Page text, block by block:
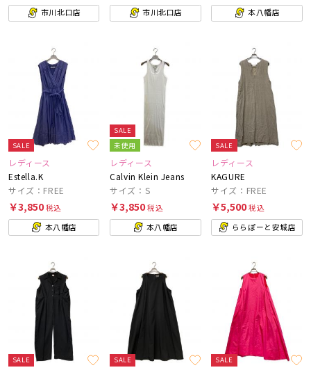
市川北口店
市川北口店
本八幡店
SALE
レディース
Estella.K
サイズ：FREE
￥3,850税込
本八幡店
SALE
未使用
レディース
Calvin Klein Jeans
サイズ：S
￥3,850税込
本八幡店
SALE
レディース
KAGURE
サイズ：FREE
￥5,500税込
ららぽーと安城店
SALE SALE SALE